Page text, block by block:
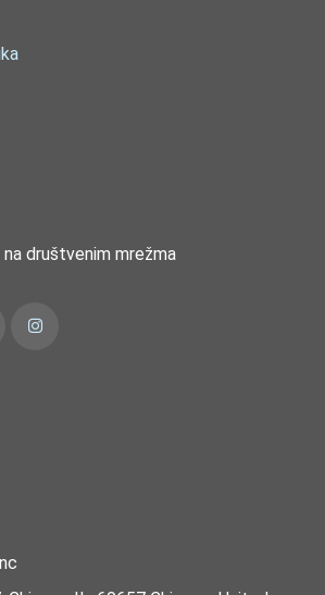
društvenim mrežma